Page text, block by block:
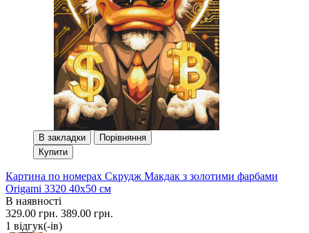
В закладки
Порівняння
Купити
Картина по номерах Скрудж Макдак з золотими фарбами
Origami 3320 40x50 см
В наявності
329.00 грн. 389.00 грн.
1 вiдгук(-iв)